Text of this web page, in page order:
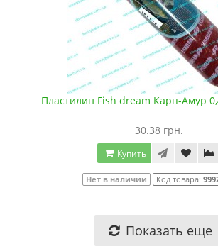
Пластилин Fish dream Карп-Амур
30.38 грн.
Купить
Нет в наличии Код товара:
Показать еще